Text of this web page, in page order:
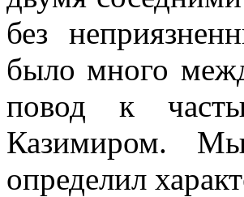
без
было много
повод к
Казимиром.
определил